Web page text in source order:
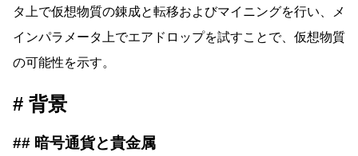
タ上で仮想物質の錬成と転移およびマイニングを行い、メ
インパラメータ上でエアドロップを試すことで、仮想物質
の可能性を示す。
背景
暗号通貨と貴金属